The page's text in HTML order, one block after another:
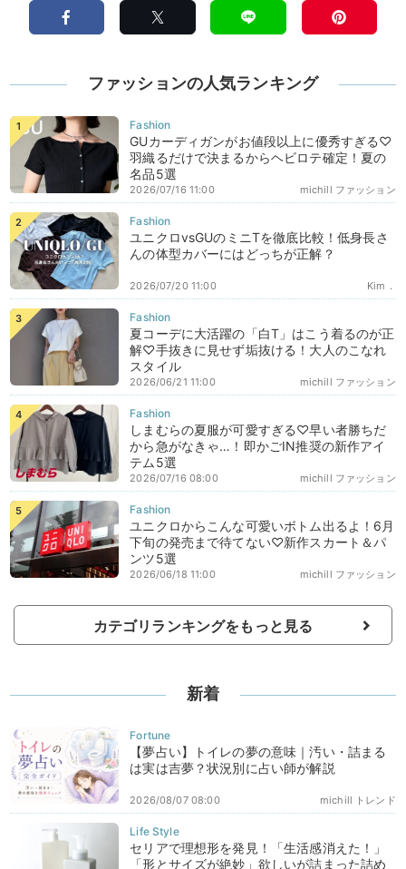
ファッションの人気ランキング
GUカーディガンがお値段以上に優秀すぎる♡
羽織るだけで決まるからヘビロテ確定！夏の
名品5選
michill ファッション
2026/07/16 11:00
ユニクロvsGUのミニTを徹底比較！低身長さ
んの体型カバーにはどっちが正解？
Kim．
2026/07/20 11:00
夏コーデに大活躍の「白T」はこう着るのが正
解♡手抜きに見せず垢抜ける！大人のこなれ
スタイル
michill ファッション
2026/06/21 11:00
しまむらの夏服が可愛すぎる♡早い者勝ちだ
から急がなきゃ…！即かごIN推奨の新作アイ
テム5選
michill ファッション
2026/07/16 08:00
ユニクロからこんな可愛いボトム出るよ！6月
下旬の発売まで待てない♡新作スカート＆パ
ンツ5選
michill ファッション
2026/06/18 11:00
カテゴリランキングをもっと見る
新着
【夢占い】トイレの夢の意味｜汚い・詰まる
は実は吉夢？状況別に占い師が解説
michill トレンド
2026/08/07 08:00
セリアで理想形を発見！「生活感消えた！」
「形とサイズが絶妙」欲しいが詰まった詰め